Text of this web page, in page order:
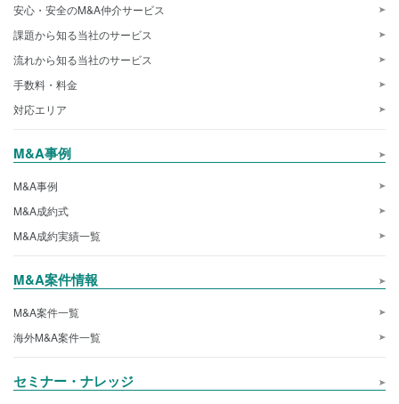
安心・安全のM&A仲介サービス
課題から知る当社のサービス
流れから知る当社のサービス
手数料・料金
対応エリア
M&A事例
M&A事例
M&A成約式
M&A成約実績一覧
M&A案件情報
M&A案件一覧
海外M&A案件一覧
セミナー・ナレッジ